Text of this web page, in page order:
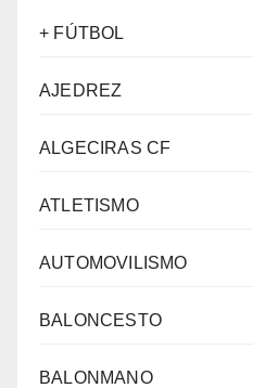
+ FÚTBOL
AJEDREZ
ALGECIRAS CF
ATLETISMO
AUTOMOVILISMO
BALONCESTO
BALONMANO